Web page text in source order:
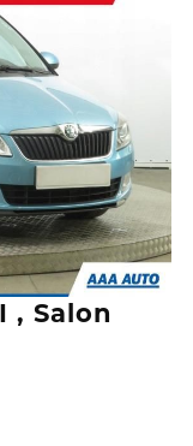
, Salon